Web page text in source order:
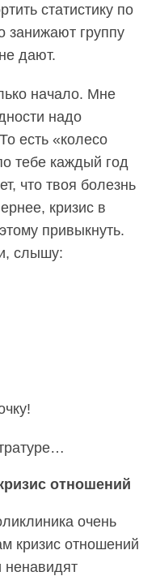
статистику по
занижают группу
дают.
начало. Мне
надо
есть «колесо
тебе каждый год
что твоя болезнь
кризис в
привыкнуть.
слышу:
отношений
очень
кризис отношений
ненавидят